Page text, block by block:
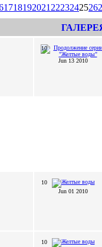
1718192021 2223242526
10
Jun 13 2010
10
Jun 01 2010
10